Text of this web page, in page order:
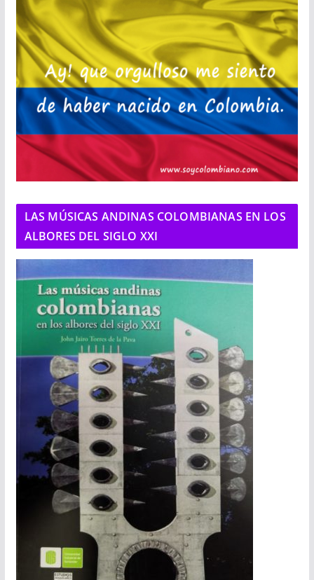
LAS MÚSICAS ANDINAS COLOMBIANAS EN LOS
ALBORES DEL SIGLO XXI